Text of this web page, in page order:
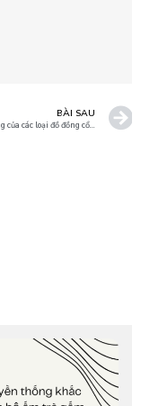
BÀI SAU
Mục đích sử dụng của các loại đồ đồng cổ thời xưa của Trung Quốc